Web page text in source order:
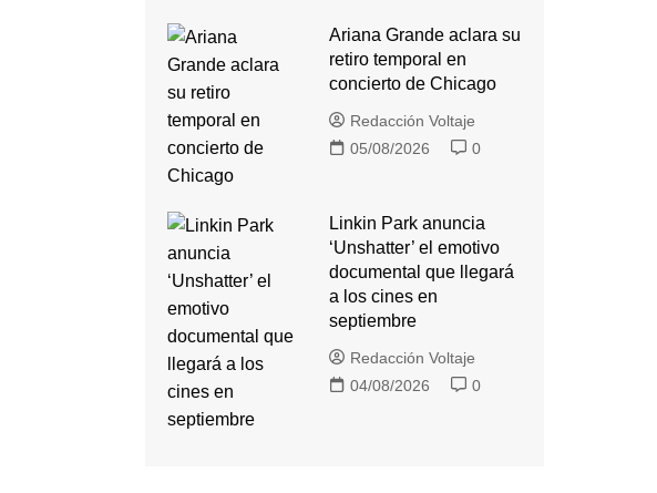
Ariana Grande aclara su
retiro temporal en
concierto de Chicago
Redacción Voltaje
05/08/2026
0
Linkin Park anuncia
‘Unshatter’ el emotivo
documental que llegará
a los cines en
septiembre
Redacción Voltaje
04/08/2026
0